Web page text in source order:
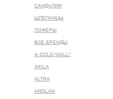
САНДАЛИИ
ШЛЕПАНЦЫ
ЛОФЕРЫ
ВСЕ БРЕНДЫ
A-COLD-WALL*
AKILA
ALTRA
ANGLAN